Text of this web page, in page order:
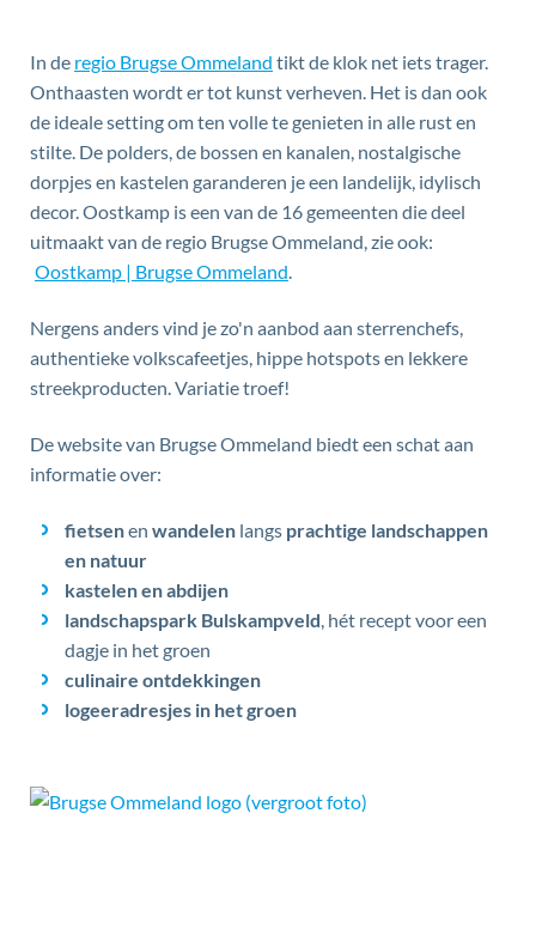
Inhoud
In de regio Brugse Ommeland tikt de klok net iets trager.
Onthaasten wordt er tot kunst verheven. Het is dan ook
de ideale setting om ten volle te genieten in alle rust en
stilte. De polders, de bossen en kanalen, nostalgische
dorpjes en kastelen garanderen je een landelijk, idylisch
decor. Oostkamp is een van de 16 gemeenten die deel
uitmaakt van de regio Brugse Ommeland, zie ook:
Oostkamp | Brugse Ommeland
Nergens anders vind je zo'n aanbod aan sterrenchefs,
authentieke volkscafeetjes, hippe hotspots en lekkere
streekproducten. Variatie troef!
De website van Brugse Ommeland biedt een schat aan
informatie over:
fietsenen wandelen langs prachtige landschappen
en natuur
kastelen en abdijen
landschapspark Bulskampveld , hét recept voor een
dagje in het groen
culinaire ontdekkingen
logeeradresjes in het groen